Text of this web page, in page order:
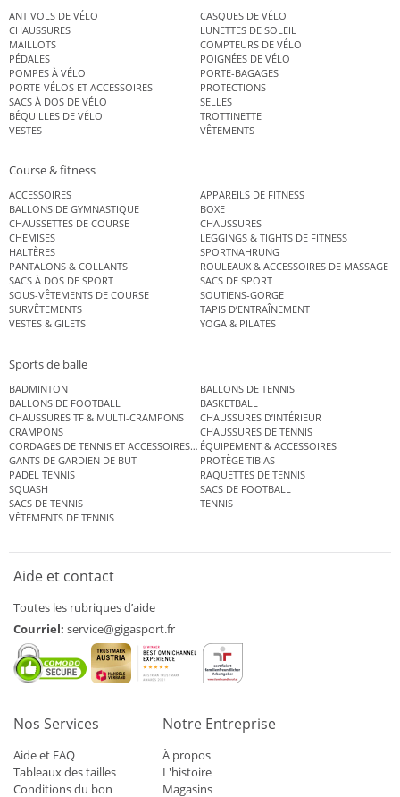
ANTIVOLS DE VÉLO
CASQUES DE VÉLO
CHAUSSURES
LUNETTES DE SOLEIL
MAILLOTS
COMPTEURS DE VÉLO
PÉDALES
POIGNÉES DE VÉLO
POMPES À VÉLO
PORTE-BAGAGES
PORTE-VÉLOS ET ACCESSOIRES
PROTECTIONS
SACS À DOS DE VÉLO
SELLES
BÉQUILLES DE VÉLO
TROTTINETTE
VESTES
VÊTEMENTS
Course & fitness
ACCESSOIRES
APPAREILS DE FITNESS
BALLONS DE GYMNASTIQUE
BOXE
CHAUSSETTES DE COURSE
CHAUSSURES
CHEMISES
LEGGINGS & TIGHTS DE FITNESS
HALTÈRES
SPORTNAHRUNG
PANTALONS & COLLANTS
ROULEAUX & ACCESSOIRES DE MASSAGE
SACS À DOS DE SPORT
SACS DE SPORT
SOUS-VÊTEMENTS DE COURSE
SOUTIENS-GORGE
SURVÊTEMENTS
TAPIS D’ENTRAÎNEMENT
VESTES & GILETS
YOGA & PILATES
Sports de balle
BADMINTON
BALLONS DE TENNIS
BALLONS DE FOOTBALL
BASKETBALL
CHAUSSURES TF & MULTI-CRAMPONS
CHAUSSURES D’INTÉRIEUR
CRAMPONS
CHAUSSURES DE TENNIS
CORDAGES DE TENNIS ET ACCESSOIRES DE TENNISÉQUIPEMENT & ACCESSOIRES
GANTS DE GARDIEN DE BUT
PROTÈGE TIBIAS
PADEL TENNIS
RAQUETTES DE TENNIS
SQUASH
SACS DE FOOTBALL
SACS DE TENNIS
TENNIS
VÊTEMENTS DE TENNIS
Aide et contact
Toutes les rubriques d’aide
Courriel: service@gigasport.fr
Nos Services
Aide et FAQ
Tableaux des tailles
Conditions du bon
Notre Entreprise
À propos
L'histoire
Magasins